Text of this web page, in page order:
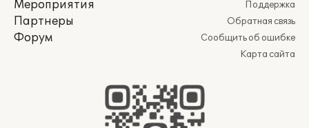
Мероприятия
Партнеры
Форум
Поддержка
Обратная связь
Сообщить об ошибке
Карта сайта